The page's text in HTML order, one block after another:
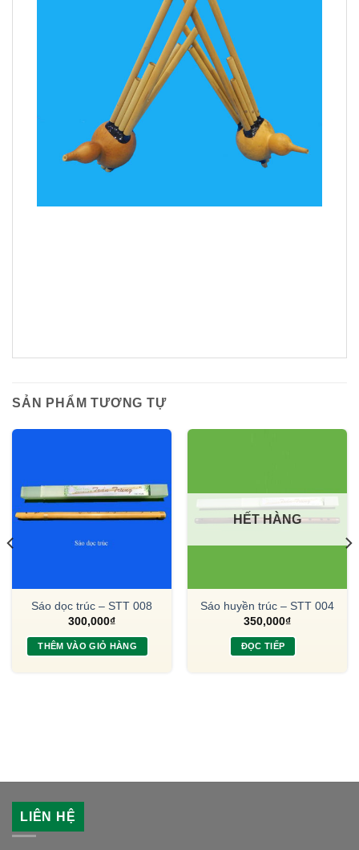
SẢN PHẨM TƯƠNG TỰ
Sáo dọc trúc – STT 008
300,000₫
THÊM VÀO GIỎ HÀNG
HẾT HÀNG
Sáo huyền trúc – STT 004
350,000₫
ĐỌC TIẾP
LIÊN HỆ